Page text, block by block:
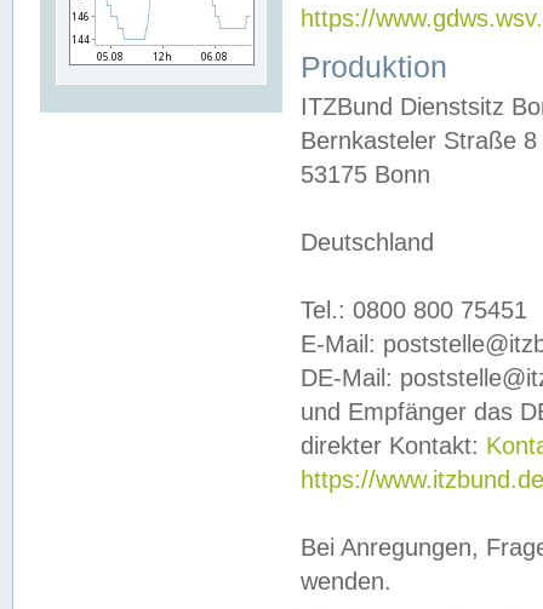
https://
Produktion
ITZBund Dienstsitz
Bernkasteler Straße 8
53175 Bonn
Deutschland
Tel.: 0800 800 75451
E-Mail:
DE-Mail:
und Empfänger das
direkter Kontakt:
https://
Bei Anregungen,
wenden.